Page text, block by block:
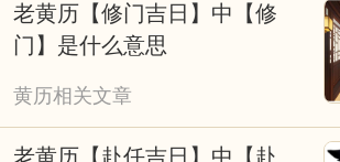
老黄历【修门吉日】中【修
门】是什么意思
黄历相关文章
老黄历【赴任吉日】中【赴